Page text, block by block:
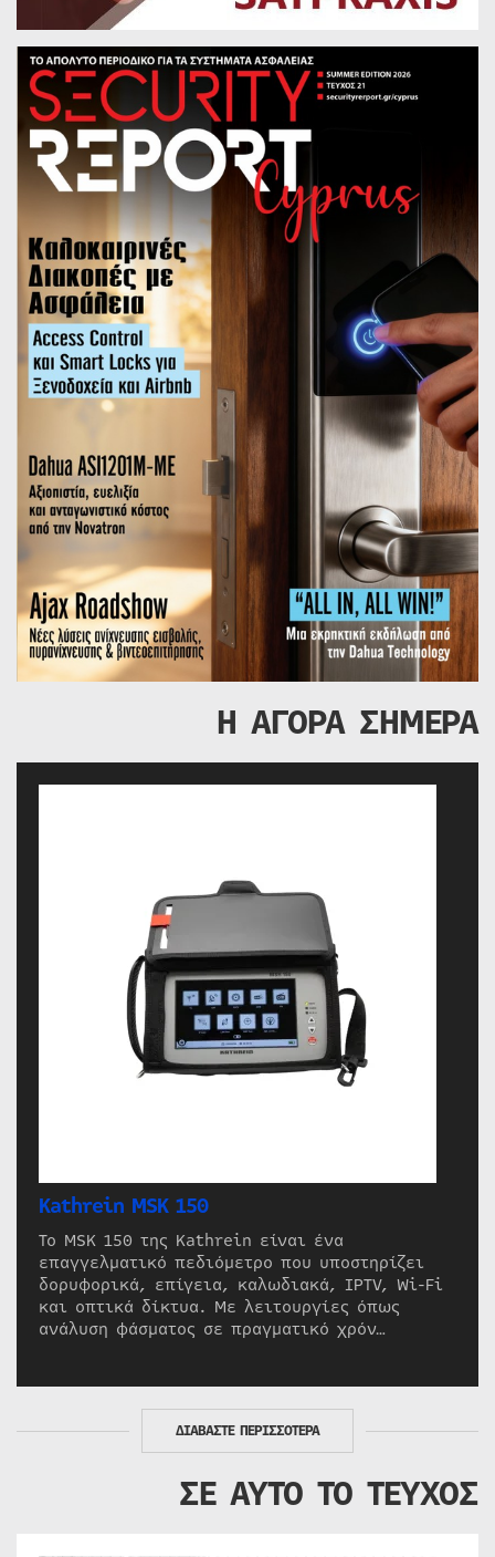
Η ΑΓΟΡΑ ΣΗΜΕΡΑ
Kathrein MSK 150
Το MSK 150 της Kathrein είναι ένα
επαγγελματικό πεδιόμετρο που υποστηρίζει
δορυφορικά, επίγεια, καλωδιακά, IPTV, Wi-Fi
και οπτικά δίκτυα. Με λειτουργίες όπως
ανάλυση φάσματος σε πραγματικό χρόν…
ΔΙΑΒΑΣΤΕ ΠΕΡΙΣΣΟΤΕΡΑ
ΣΕ ΑΥΤΟ ΤΟ ΤΕΥΧΟΣ